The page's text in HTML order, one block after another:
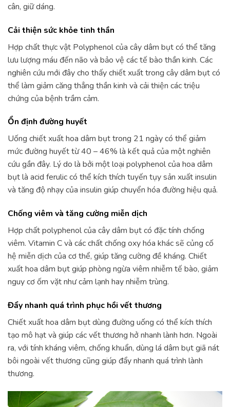
cân, giữ dáng.
Cải thiện sức khỏe tinh thần
Hợp chất thực vật Polyphenol của cây dâm bụt có thể tăng
lưu lượng máu đến não và bảo vệ các tế bào thần kinh. Các
nghiên cứu mới đây cho thấy chiết xuất trong cây dâm bụt có
thể làm giảm căng thẳng thần kinh và cải thiện các triệu
chứng của bệnh trầm cảm.
Ổn định đường huyết
Uống chiết xuất hoa dâm bụt trong 21 ngày có thể giảm
mức đường huyết từ 40 – 46% là kết quả của một nghiên
cứu gần đây. Lý do là bởi một loại polyphenol của hoa dâm
bụt là acid ferulic có thể kích thích tuyến tụy sản xuất insulin
và tăng độ nhạy của insulin giúp chuyển hóa đường hiệu quả.
Chống viêm và tăng cường miễn dịch
Hợp chất polyphenol của cây dâm bụt có đặc tính chống
viêm. Vitamin C và các chất chống oxy hóa khác sẽ củng cố
hệ miễn dịch của cơ thể, giúp tăng cường đề kháng. Chiết
xuất hoa dâm bụt giúp phòng ngừa viêm nhiễm tế bào, giảm
nguy cơ ốm vặt như cảm lạnh hay nhiễm trùng.
Đẩy nhanh quá trình phục hồi vết thương
Chiết xuất hoa dâm bụt dùng đường uống có thể kích thích
tạo mô hạt và giúp các vết thương hở nhanh lành hơn. Ngoài
ra, với tính kháng viêm, chống khuẩn, dùng lá dâm bụt giã nát
bôi ngoài vết thương cũng giúp đẩy nhanh quá trình lành
thương.